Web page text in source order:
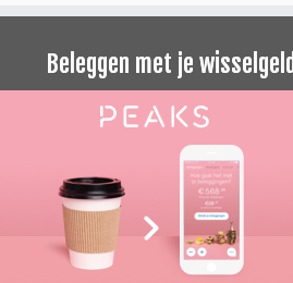
Beleggen met je wisselgeld